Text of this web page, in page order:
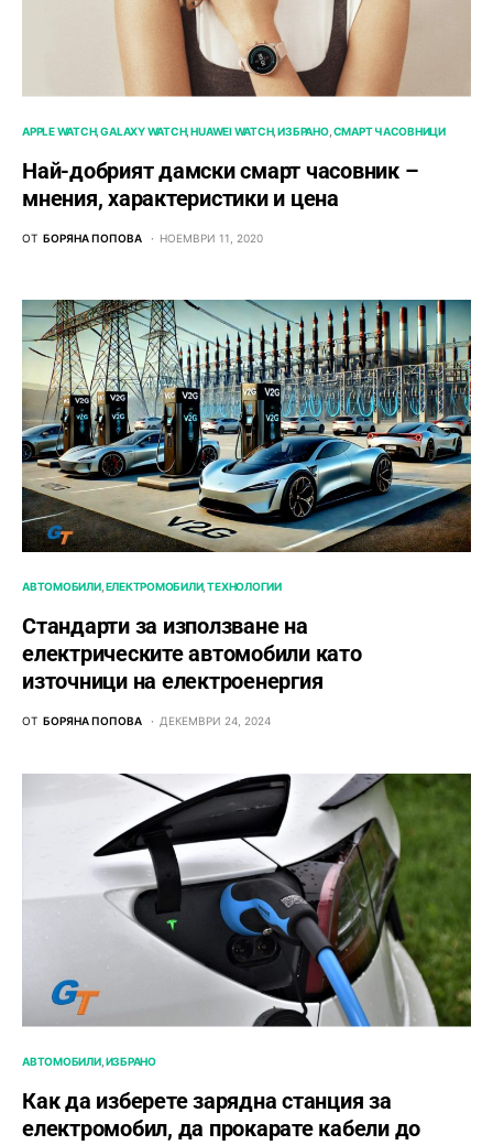
APPLE WATCH GALAXY WATCH HUAWEI WATCH ИЗБРАНО СМАРТ ЧАСОВНИЦИ
Най-добрият дамски смарт часовник –
мнения, характеристики и цена
ОТ БОРЯНА ПОПОВА НОЕМВРИ 11, 2020
АВТОМОБИЛИ ЕЛЕКТРОМОБИЛИ ТЕХНОЛОГИИ
Стандарти за използване на
електрическите автомобили като
източници на електроенергия
ОТ БОРЯНА ПОПОВА ДЕКЕМВРИ 24, 2024
АВТОМОБИЛИ ИЗБРАНО
Как да изберете зарядна станция за
електромобил, да прокарате кабели до